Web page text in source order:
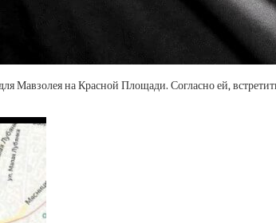
Мавзолея на Красной Площади. Согласно ей,